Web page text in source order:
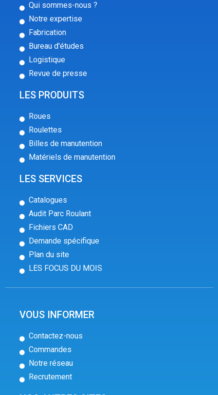
Qui sommes-nous ?
Notre expertise
Fabrication
Bureau d'études
Logistique
Revue de presse
LES PRODUITS
Roues
Roulettes
Billes de manutention
Matériels de manutention
LES SERVICES
Catalogues
Audit Parc Roulant
Fichiers CAD
Demande spécifique
Plan du site
LES FOCUS DU MOIS
VOUS INFORMER
Contactez-nous
Commandes
Notre réseau
Recrutement